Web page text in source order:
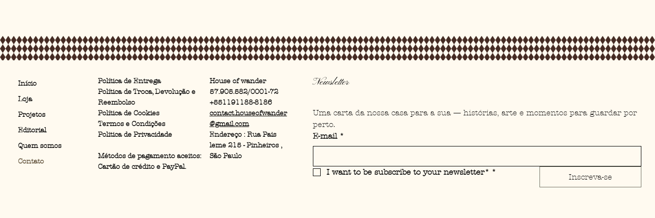
Início
Loja
Projetos
Editorial
Quem somos
Contato
Política de Entrega
Política de Troca, Devolução e
Reembolso
Política de Cookies
Termos e Condições
Politica de Privacidade
Métodos de pagamento aceitos:
Cartão de crédito e PayPal.
House of wander
57.905.582/0001-72
+551191188-8186
contact.houseofwander
@gmail.com
Endereço : Rua Pais
leme 215 - Pinheiros ,
São Paulo
Newsletter
Uma carta da nossa casa para a sua — histórias, arte e momentos para guardar por
perto.
E-mail *
I want to be subscribe to your newsletter* *
Inscreva-se